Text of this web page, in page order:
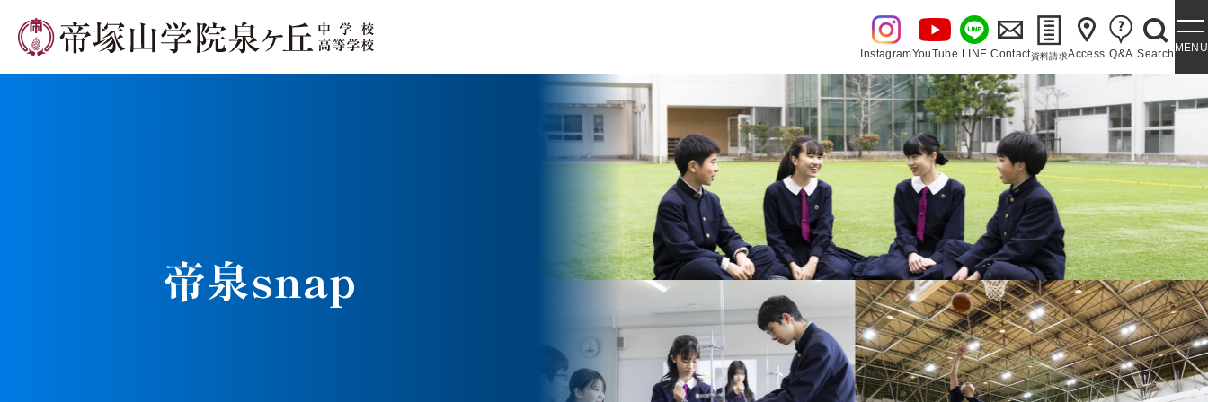
InstagramYouTube LINE Contact資料請求Access Q&A SearchMENU
泉ヶ丘校のめざす教育 環境・施設 あゆみ・泉ヶ丘讃歌
帝泉snap